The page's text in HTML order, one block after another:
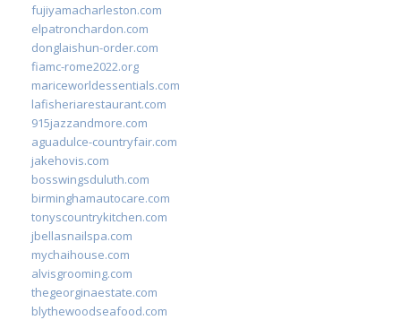
fujiyamacharleston.com
elpatronchardon.com
donglaishun-order.com
fiamc-rome2022.org
mariceworldessentials.com
lafisheriarestaurant.com
915jazzandmore.com
aguadulce-countryfair.com
jakehovis.com
bosswingsduluth.com
birminghamautocare.com
tonyscountrykitchen.com
jbellasnailspa.com
mychaihouse.com
alvisgrooming.com
thegeorginaestate.com
blythewoodseafood.com